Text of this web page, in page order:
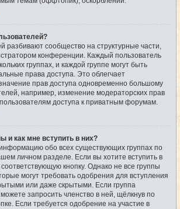
разбивают сообщество на структурные части,
конференции. Каждый пользователь
группах, и каждой группе могут быть
права доступа. Это облегчает
прав доступа одновременно большому
например, изменение модераторских прав
доступа к приватным форумам.
и как мне вступить в них?
обо всех существующих группах по
личном разделе. Если вы хотите вступить в
кнопку. Однако не все группы
могут требовать одобрения для вступления
или даже скрытыми. Если группа
запросить членство в ней, щёлкнув по
Если требуется одобрение на участие в